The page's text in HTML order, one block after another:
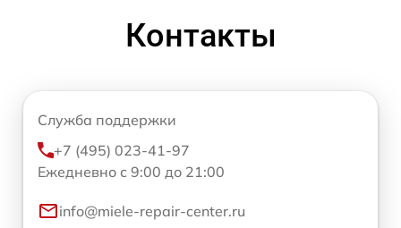
Контакты
Служба поддержки
+7 (495) 023-41-97
Ежедневно с 9:00 до 21:00
info@miele-repair-center.ru